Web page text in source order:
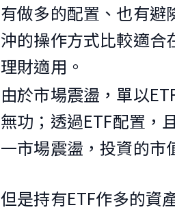
有做多的配置、也有避
沖的操作方式比較適合
理財適用。
由於市場震盪，單以
無功；透過ETF配置，
一市場震盪，投資的市
但是持有ETF作多的資